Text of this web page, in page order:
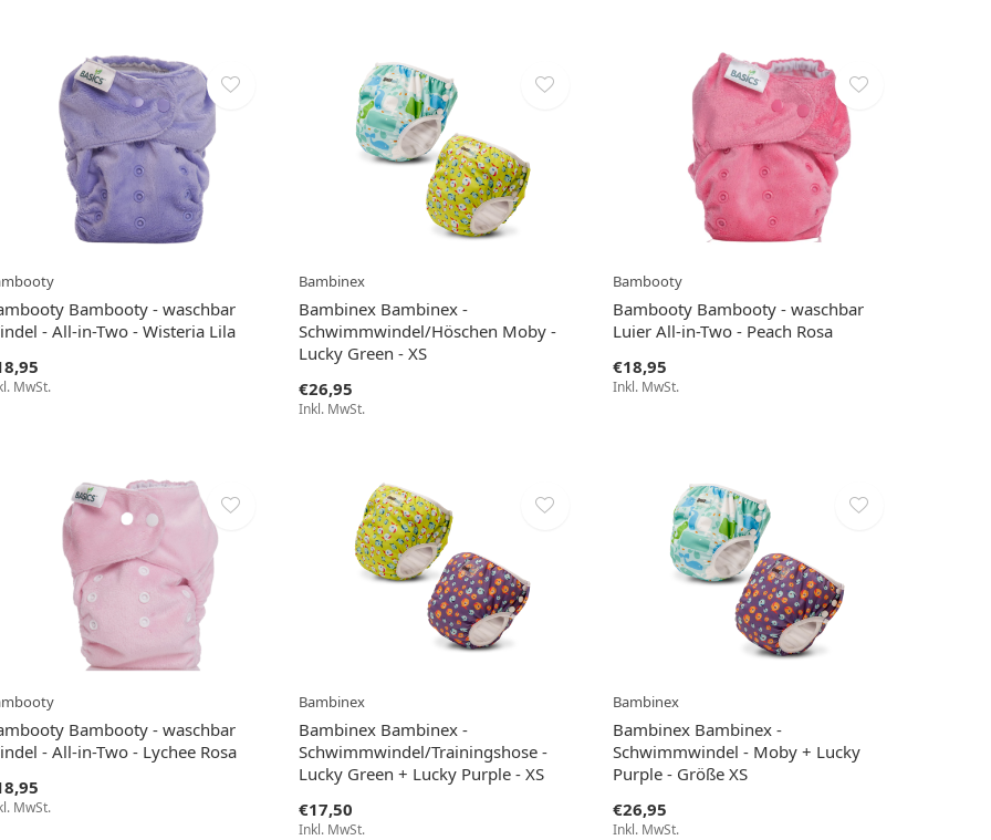
Bambooty - waschbar
- All-in-Two - Wisteria Lila
MwSt.
Bambinex
Bambinex Bambinex -
Schwimmwindel/Höschen Moby -
Lucky Green - XS
€26,95
Inkl. MwSt.
Bambooty
Bambooty Bambooty - waschbar
Luier All-in-Two - Peach Rosa
€18,95
Inkl. MwSt.
Bambooty - waschbar
- All-in-Two - Lychee Rosa
MwSt.
Bambinex
Bambinex Bambinex -
Schwimmwindel/Trainingshose -
Lucky Green + Lucky Purple - XS
€17,50
Inkl. MwSt.
Bambinex
Bambinex Bambinex -
Schwimmwindel - Moby + Lucky
Purple - Größe XS
€26,95
Inkl. MwSt.